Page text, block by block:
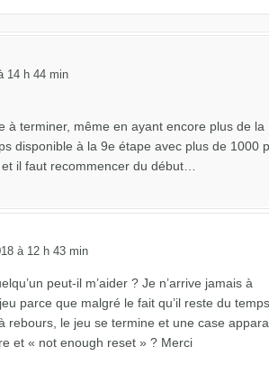
14 h 44 min
à terminer, même en ayant encore plus de la
disponible à la 9e étape avec plus de 1000
et il faut recommencer du début…
à 12 h 43 min
peut-il m’aider ? Je n’arrive jamais à
parce que malgré le fait qu’il reste du temps
rebours, le jeu se termine et une case
et « not enough reset » ? Merci